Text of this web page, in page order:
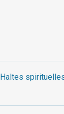
Haltes